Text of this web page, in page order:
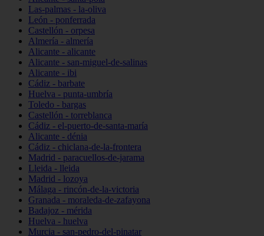
Las-palmas - la-oliva
León - ponferrada
Castellón - orpesa
Almería - almería
Alicante - alicante
Alicante - san-miguel-de-salinas
Alicante - ibi
Cádiz - barbate
Huelva - punta-umbría
Toledo - bargas
Castellón - torreblanca
Cádiz - el-puerto-de-santa-maría
Alicante - dénia
Cádiz - chiclana-de-la-frontera
Madrid - paracuellos-de-jarama
Lleida - lleida
Madrid - lozoya
Málaga - rincón-de-la-victoria
Granada - moraleda-de-zafayona
Badajoz - mérida
Huelva - huelva
Murcia - san-pedro-del-pinatar